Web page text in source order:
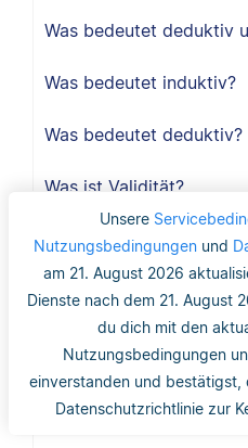
Unsere
Nutzungsbedingungen und
am 21. August 2026
Dienste nach dem 21. August
du dich mit den
Nutzungsbedingungen
einverstanden und bestätigst,
Datenschutzrichtlinie zur
Was bedeutet deduktiv
Was bedeutet induktiv?
Was bedeutet deduktiv?
Was ist Validität?
Was ist interne Validität?
Was versteht man unter
Was ist die Reliabilität?
Was ist mit dem